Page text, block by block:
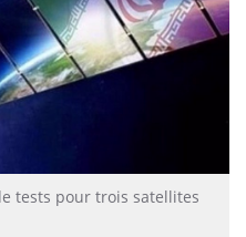
tests pour trois satellites